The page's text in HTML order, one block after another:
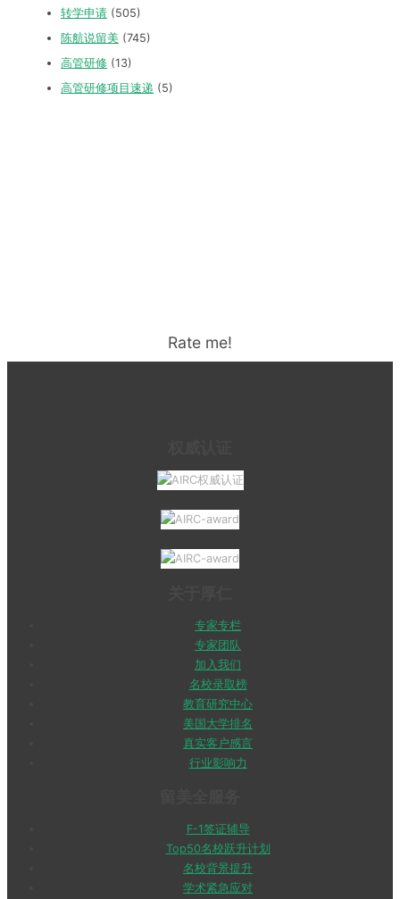
转学申请 (505)
陈航说留美 (745)
高管研修 (13)
高管研修项目速递 (5)
Rate me!
专家专栏
专家团队
加入我们
名校录取榜
教育研究中心
美国大学排名
真实客户感言
行业影响力
F-1签证辅导
Top50名校跃升计划
名校背景提升
学术紧急应对